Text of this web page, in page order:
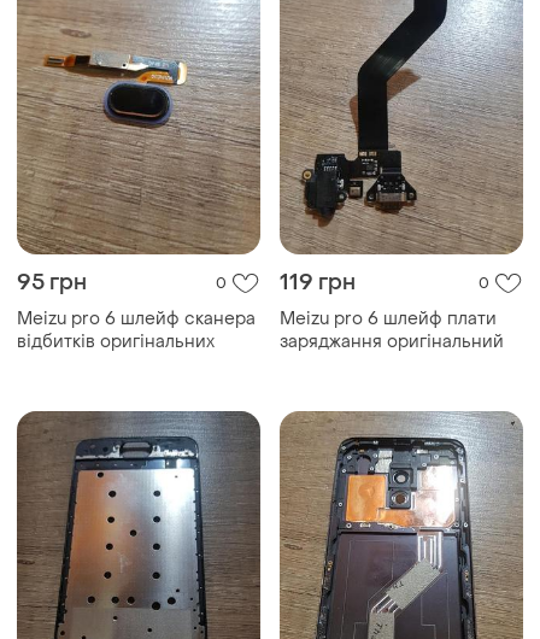
95 грн 0
Meizu pro 6 шлейф сканера
відбитків оригінальних
119 грн 0
Meizu pro 6 шлейф плати
заряджання оригінальний